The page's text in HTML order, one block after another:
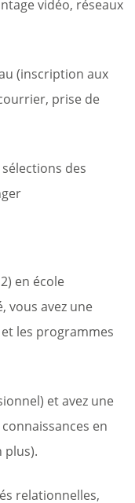
vidéo, réseaux
(inscription aux
prise de
des
en école
vous avez une
les programmes
et avez une
en
plus).
relationnelles,